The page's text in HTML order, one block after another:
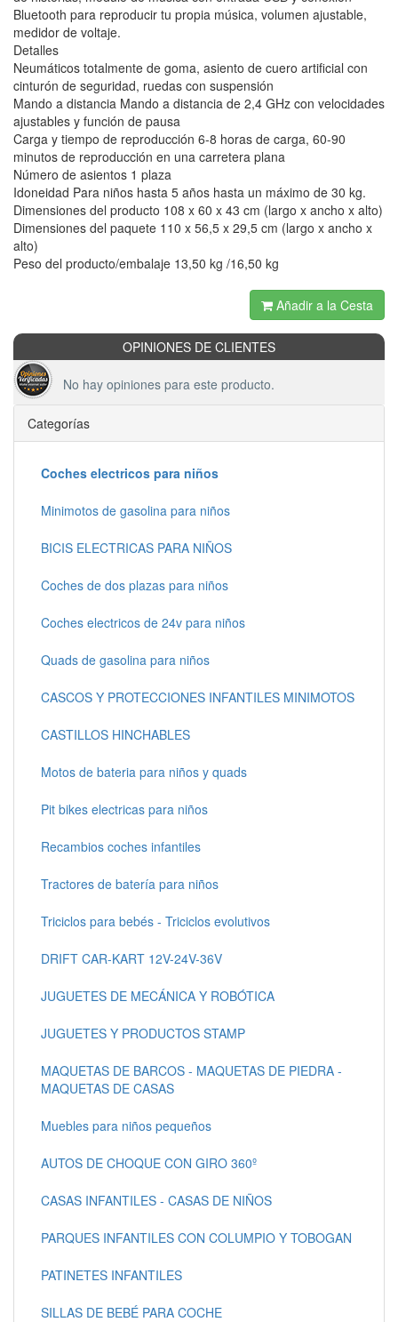
Bluetooth para reproducir tu propia música, volumen ajustable,
medidor de voltaje.
Detalles
Neumáticos totalmente de goma, asiento de cuero artificial con
cinturón de seguridad, ruedas con suspensión
Mando a distancia Mando a distancia de 2,4 GHz con velocidades
ajustables y función de pausa
Carga y tiempo de reproducción 6-8 horas de carga, 60-90
minutos de reproducción en una carretera plana
Número de asientos 1 plaza
Idoneidad Para niños hasta 5 años hasta un máximo de 30 kg.
Dimensiones del producto 108 x 60 x 43 cm (largo x ancho x alto)
Dimensiones del paquete 110 x 56,5 x 29,5 cm (largo x ancho x
alto)
Peso del producto/embalaje 13,50 kg /16,50 kg
Añadir a la Cesta
OPINIONES DE CLIENTES
No hay opiniones para este producto.
Categorías
Coches electricos para niños
Minimotos de gasolina para niños
BICIS ELECTRICAS PARA NIÑOS
Coches de dos plazas para niños
Coches electricos de 24v para niños
Quads de gasolina para niños
CASCOS Y PROTECCIONES INFANTILES MINIMOTOS
CASTILLOS HINCHABLES
Motos de bateria para niños y quads
Pit bikes electricas para niños
Recambios coches infantiles
Tractores de batería para niños
Triciclos para bebés - Triciclos evolutivos
DRIFT CAR-KART 12V-24V-36V
JUGUETES DE MECÁNICA Y ROBÓTICA
JUGUETES Y PRODUCTOS STAMP
MAQUETAS DE BARCOS - MAQUETAS DE PIEDRA -
MAQUETAS DE CASAS
Muebles para niños pequeños
AUTOS DE CHOQUE CON GIRO 360º
CASAS INFANTILES - CASAS DE NIÑOS
PARQUES INFANTILES CON COLUMPIO Y TOBOGAN
PATINETES INFANTILES
SILLAS DE BEBÉ PARA COCHE